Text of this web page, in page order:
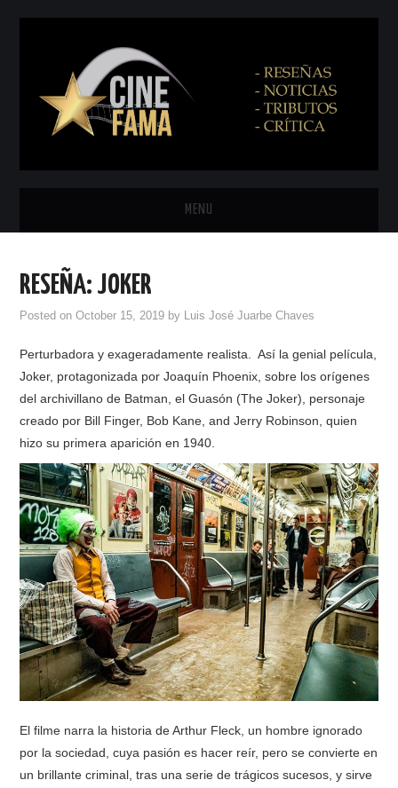
MENU
ESPAÑOL
RESEÑA: JOKER
Posted onOctober 15, 2019 by Luis José Juarbe Chaves
Perturbadora y exageradamente realista. Así la genial película,
Joker, protagonizada por Joaquín Phoenix, sobre los orígenes
del archivillano de Batman, el Guasón (The Joker), personaje
creado por Bill Finger, Bob Kane, and Jerry Robinson, quien
hizo su primera aparición en 1940.
El filme narra la historia de Arthur Fleck, un hombre ignorado
por la sociedad, cuya pasión es hacer reír, pero se convierte en
un brillante criminal, tras una serie de trágicos sucesos, y sirve